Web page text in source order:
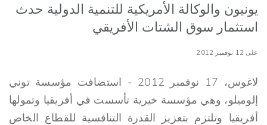
يونيون والوكالة الأمريكية للتنمية الدولية حدث
استثمار سوق الشتات الأفريقي
على 12 نوفمبر 2012
لاغوس، 17 نوفمبر 2012 - استضافت مؤسسة توني
إلوميلو، وهي مؤسسة خيرية تأسست في أفريقيا وتمولها
أفريقيا وتلتزم بتعزيز القدرة التنافسية للقطاع الخاص